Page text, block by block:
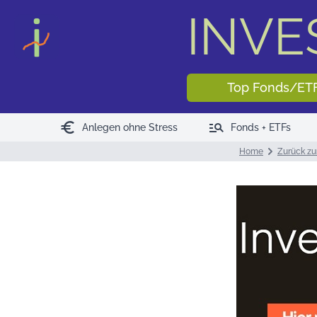
Top Fonds/
euro Anlegen ohne Stress manage_search Fonds + ETFs
Home Zurück